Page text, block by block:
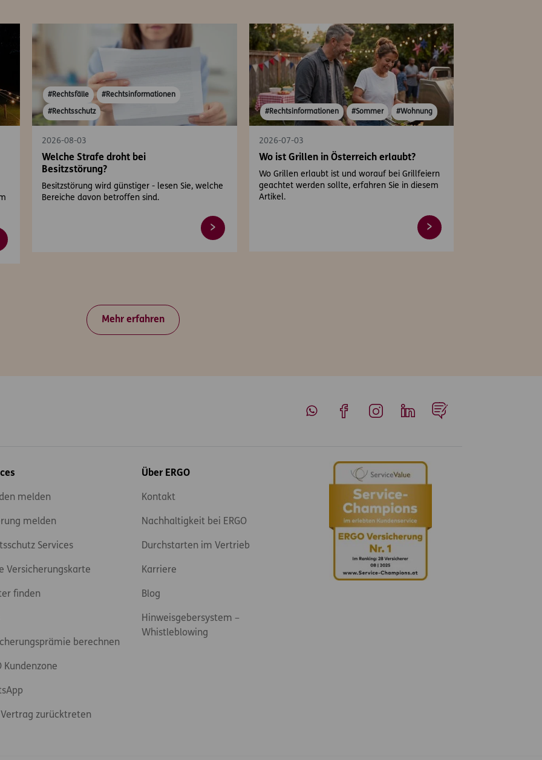
#Rechtsfälle #Rechtsinformationen
#Rechtsschutz
2026-08-03
Welche Strafe droht bei
Besitzstörung?
Besitzstörung wird günstiger - lesen Sie, welche
Bereiche davon betroffen sind.
#Rechtsinformationen #Sommer #Wohnung
2026-07-03
Wo ist Grillen in Österreich erlaubt?
Wo Grillen erlaubt ist und worauf bei Grillfeiern
geachtet werden sollte, erfahren Sie in diesem
Artikel.
Mehr erfahren
melden
melden
Services
Versicherungskarte
finden
berechnen
Kundenzone
zurücktreten
Über ERGO
Kontakt
Nachhaltigkeit bei ERGO
Durchstarten im Vertrieb
Karriere
Blog
Hinweisgebersystem –
Whistleblowing